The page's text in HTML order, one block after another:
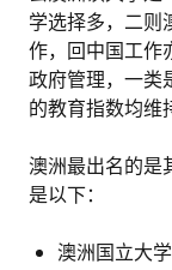
学选择多，二则
作，回中国工作
政府管理，一类
的教育指数均维
澳洲最出名的是
是以下：
澳洲国立大